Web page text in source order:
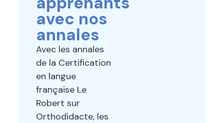
avec nos
annales
Avec les annales
de la Certification
en langue
française Le
Robert sur
Orthodidacte, les